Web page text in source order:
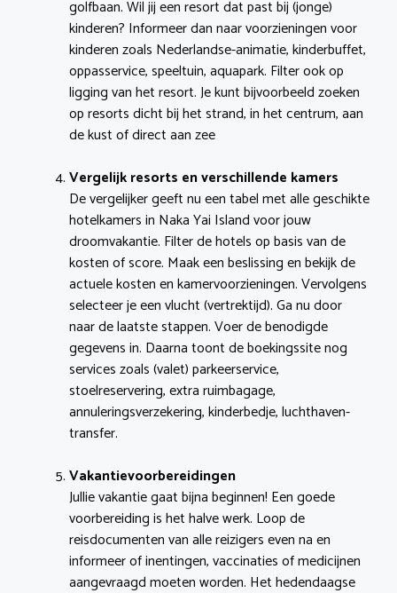
golfbaan. Wil jij een resort dat past bij (jonge)
kinderen? Informeer dan naar voorzieningen voor
kinderen zoals Nederlandse-animatie, kinderbuffet,
oppasservice, speeltuin, aquapark. Filter ook op
ligging van het resort. Je kunt bijvoorbeeld zoeken
op resorts dicht bij het strand, in het centrum, aan
de kust of direct aan zee
Vergelijk resorts en verschillende kamers
De vergelijker geeft nu een tabel met alle geschikte
hotelkamers in Naka Yai Island voor jouw
droomvakantie. Filter de hotels op basis van de
kosten of score. Maak een beslissing en bekijk de
actuele kosten en kamervoorzieningen. Vervolgens
selecteer je een vlucht (vertrektijd). Ga nu door
naar de laatste stappen. Voer de benodigde
gegevens in. Daarna toont de boekingssite nog
services zoals (valet) parkeerservice,
stoelreservering, extra ruimbagage,
annuleringsverzekering, kinderbedje, luchthaven-
transfer.
Vakantievoorbereidingen
Jullie vakantie gaat bijna beginnen! Een goede
voorbereiding is het halve werk. Loop de
reisdocumenten van alle reizigers even na en
informeer of inentingen, vaccinaties of medicijnen
aangevraagd moeten worden. Het hedendaagse